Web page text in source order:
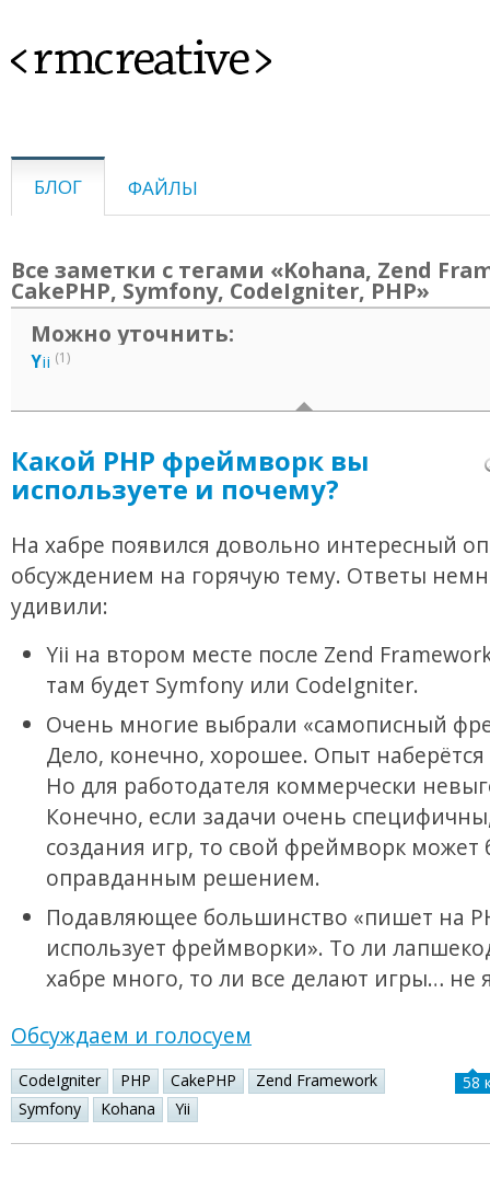
<rmcreative>
БЛОГ ФАЙЛЫ
Все заметки с тегами «Kohana, Zend
CakePHP, Symfony, CodeIgniter, PHP»
Можно уточнить:
Yii (1)
Какой PHP фреймворк вы
используете и почему?
На хабре появился довольно интересный
обсуждением на горячую тему. Ответы
удивили:
Yii на втором месте после Zend
там будет Symfony или CodeIgniter.
Очень многие выбрали «самописный
Дело, конечно, хорошее. Опыт наберётся
Но для работодателя коммерчески
Конечно, если задачи очень
создания игр, то свой фреймворк может
оправданным решением.
Подавляющее большинство «пишет на
использует фреймворки». То ли
хабре много, то ли все делают игры… не
Обсуждаем и голосуем
CodeIgniter PHP CakePHP
Zend Framework
Symfony
Kohana Yii
58